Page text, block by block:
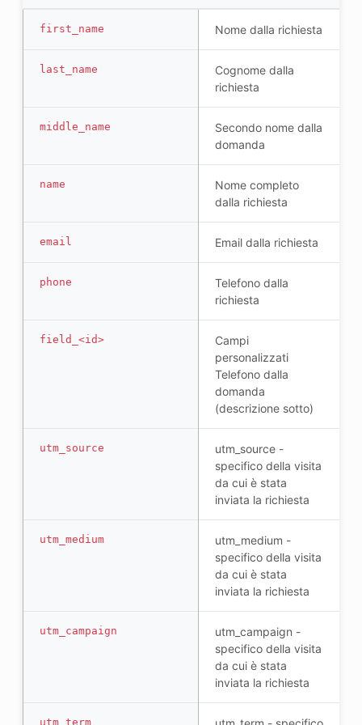
first_name Nome dalla richiesta
last_name
Cognome dalla
richiesta
middle_name
Secondo nome dalla
domanda
name
Nome completo
dalla richiesta
email Email dalla richiesta
phone
Telefono dalla
richiesta
field_<id>
Campi
personalizzati
Telefono dalla
domanda
(descrizione sotto)
utm_source
utm_source -
specifico della visita
da cui è stata
inviata la richiesta
utm_medium
utm_medium -
specifico della visita
da cui è stata
inviata la richiesta
utm_campaign
utm_campaign -
specifico della visita
da cui è stata
inviata la richiesta
utm_term